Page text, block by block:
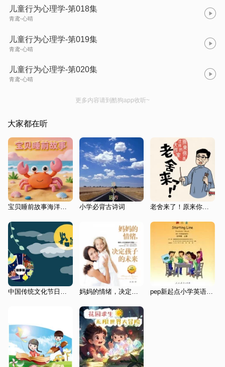
儿童行为心理学-第018集
青鸢-心晴
儿童行为心理学-第019集
青鸢-心晴
儿童行为心理学-第020集
青鸢-心晴
更多内容请到酷狗app收听~
大家都在听
宝贝睡前故事海洋朋友的快乐 小学必背古诗词 老舍来了！原来你是这样的大作家
pep新起点小学英语五年级上册